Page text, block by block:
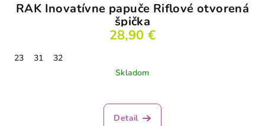
RAK Inovatívne papuče Riflové otvorená
špička
28,90 €
23 31
32
Skladom
Detail